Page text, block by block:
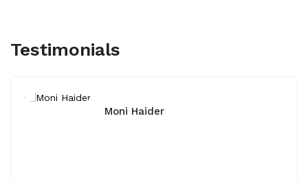
Testimonials
Moni Haider